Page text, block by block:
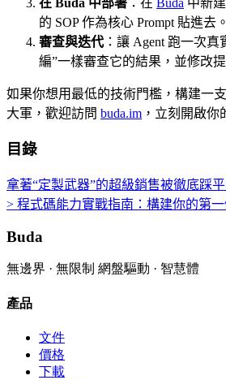
的 SOP 作為核心 Prompt 貼進去。
審查與迭代：讓 Agent 跑一次真
編”一樣審查它的結果，並修改
如果你想用最低的技術門檻，構建一
大軍，歡迎訪問 buda.im ，立刻開啟你
目錄
拿著“定製武器”的超級銷售被徹底踩
> 程式碼能力實戰指南：構建你的第
Buda
無邊界 · 無限制 網盤驅動 · 智慧體
產品
文件
價格
下載